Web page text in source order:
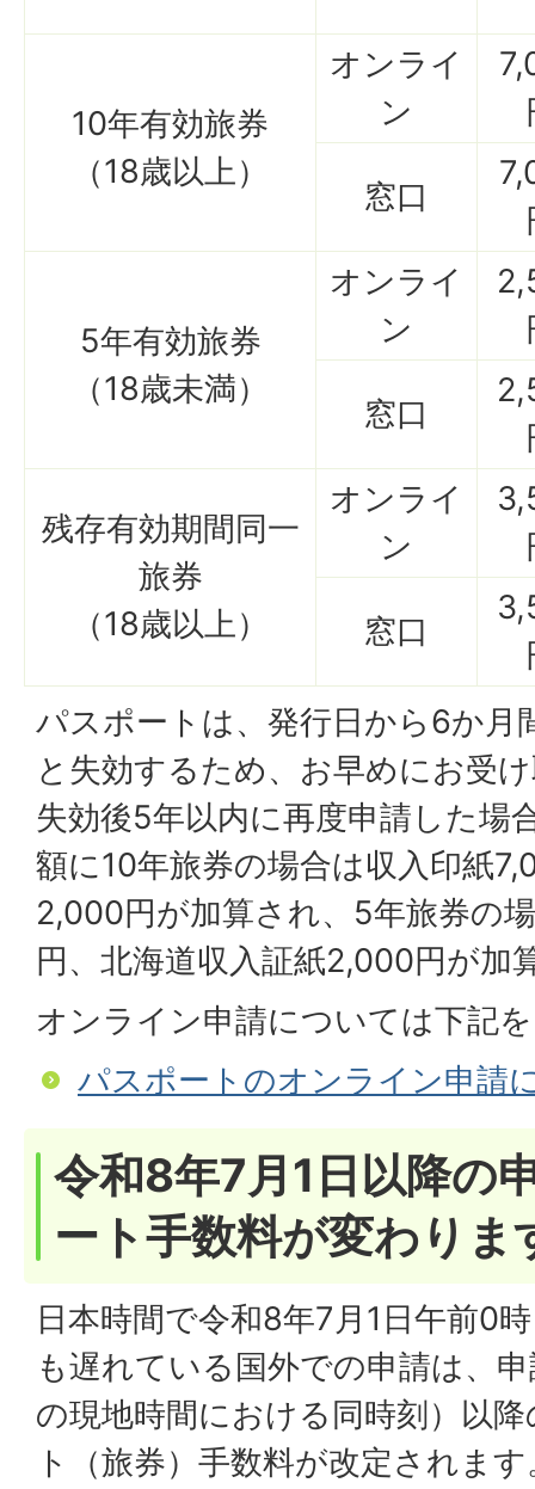
10年有効旅券
（18歳以上）
オンライ
ン
窓口
5年有効旅券
（18歳未満）
オンライ
ン
窓口
残存有効期間同一
旅券
（18歳以上）
オンライ
ン
窓口
パスポートは、発行日から6か月
と失効するため、お早めにお受
失効後5年以内に再度申請した場
額に10年旅券の場合は収入印紙
2,000円が加算され、5年旅券の
円、北海道収入証紙2,000円が加
オンライン申請については下記
パスポートのオンライン申請
令和8年7月1日以降の
ート手数料が変わりま
日本時間で令和8年7月1日午前0
も遅れている国外での申請は、
の現地時間における同時刻）以
ト（旅券）手数料が改定されま